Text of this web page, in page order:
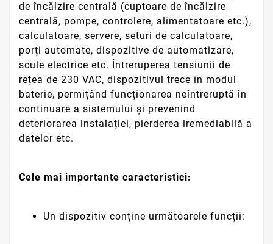
de încălzire centrală (cuptoare de încălzire
centrală, pompe, controlere, alimentatoare etc.),
calculatoare, servere, seturi de calculatoare,
porți automate, dispozitive de automatizare,
scule electrice etc. Întreruperea tensiunii de
rețea de 230 VAC, dispozitivul trece în modul
baterie, permițând funcționarea neîntreruptă în
continuare a sistemului și prevenind
deteriorarea instalației, pierderea iremediabilă a
datelor etc.
Cele mai importante caracteristici:
Un dispozitiv conține următoarele funcții: